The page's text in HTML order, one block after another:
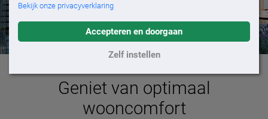
Bekijk onze privacyverklaring
Accepteren en doorgaan
Zelf instellen
Geniet van optimaal
wooncomfort